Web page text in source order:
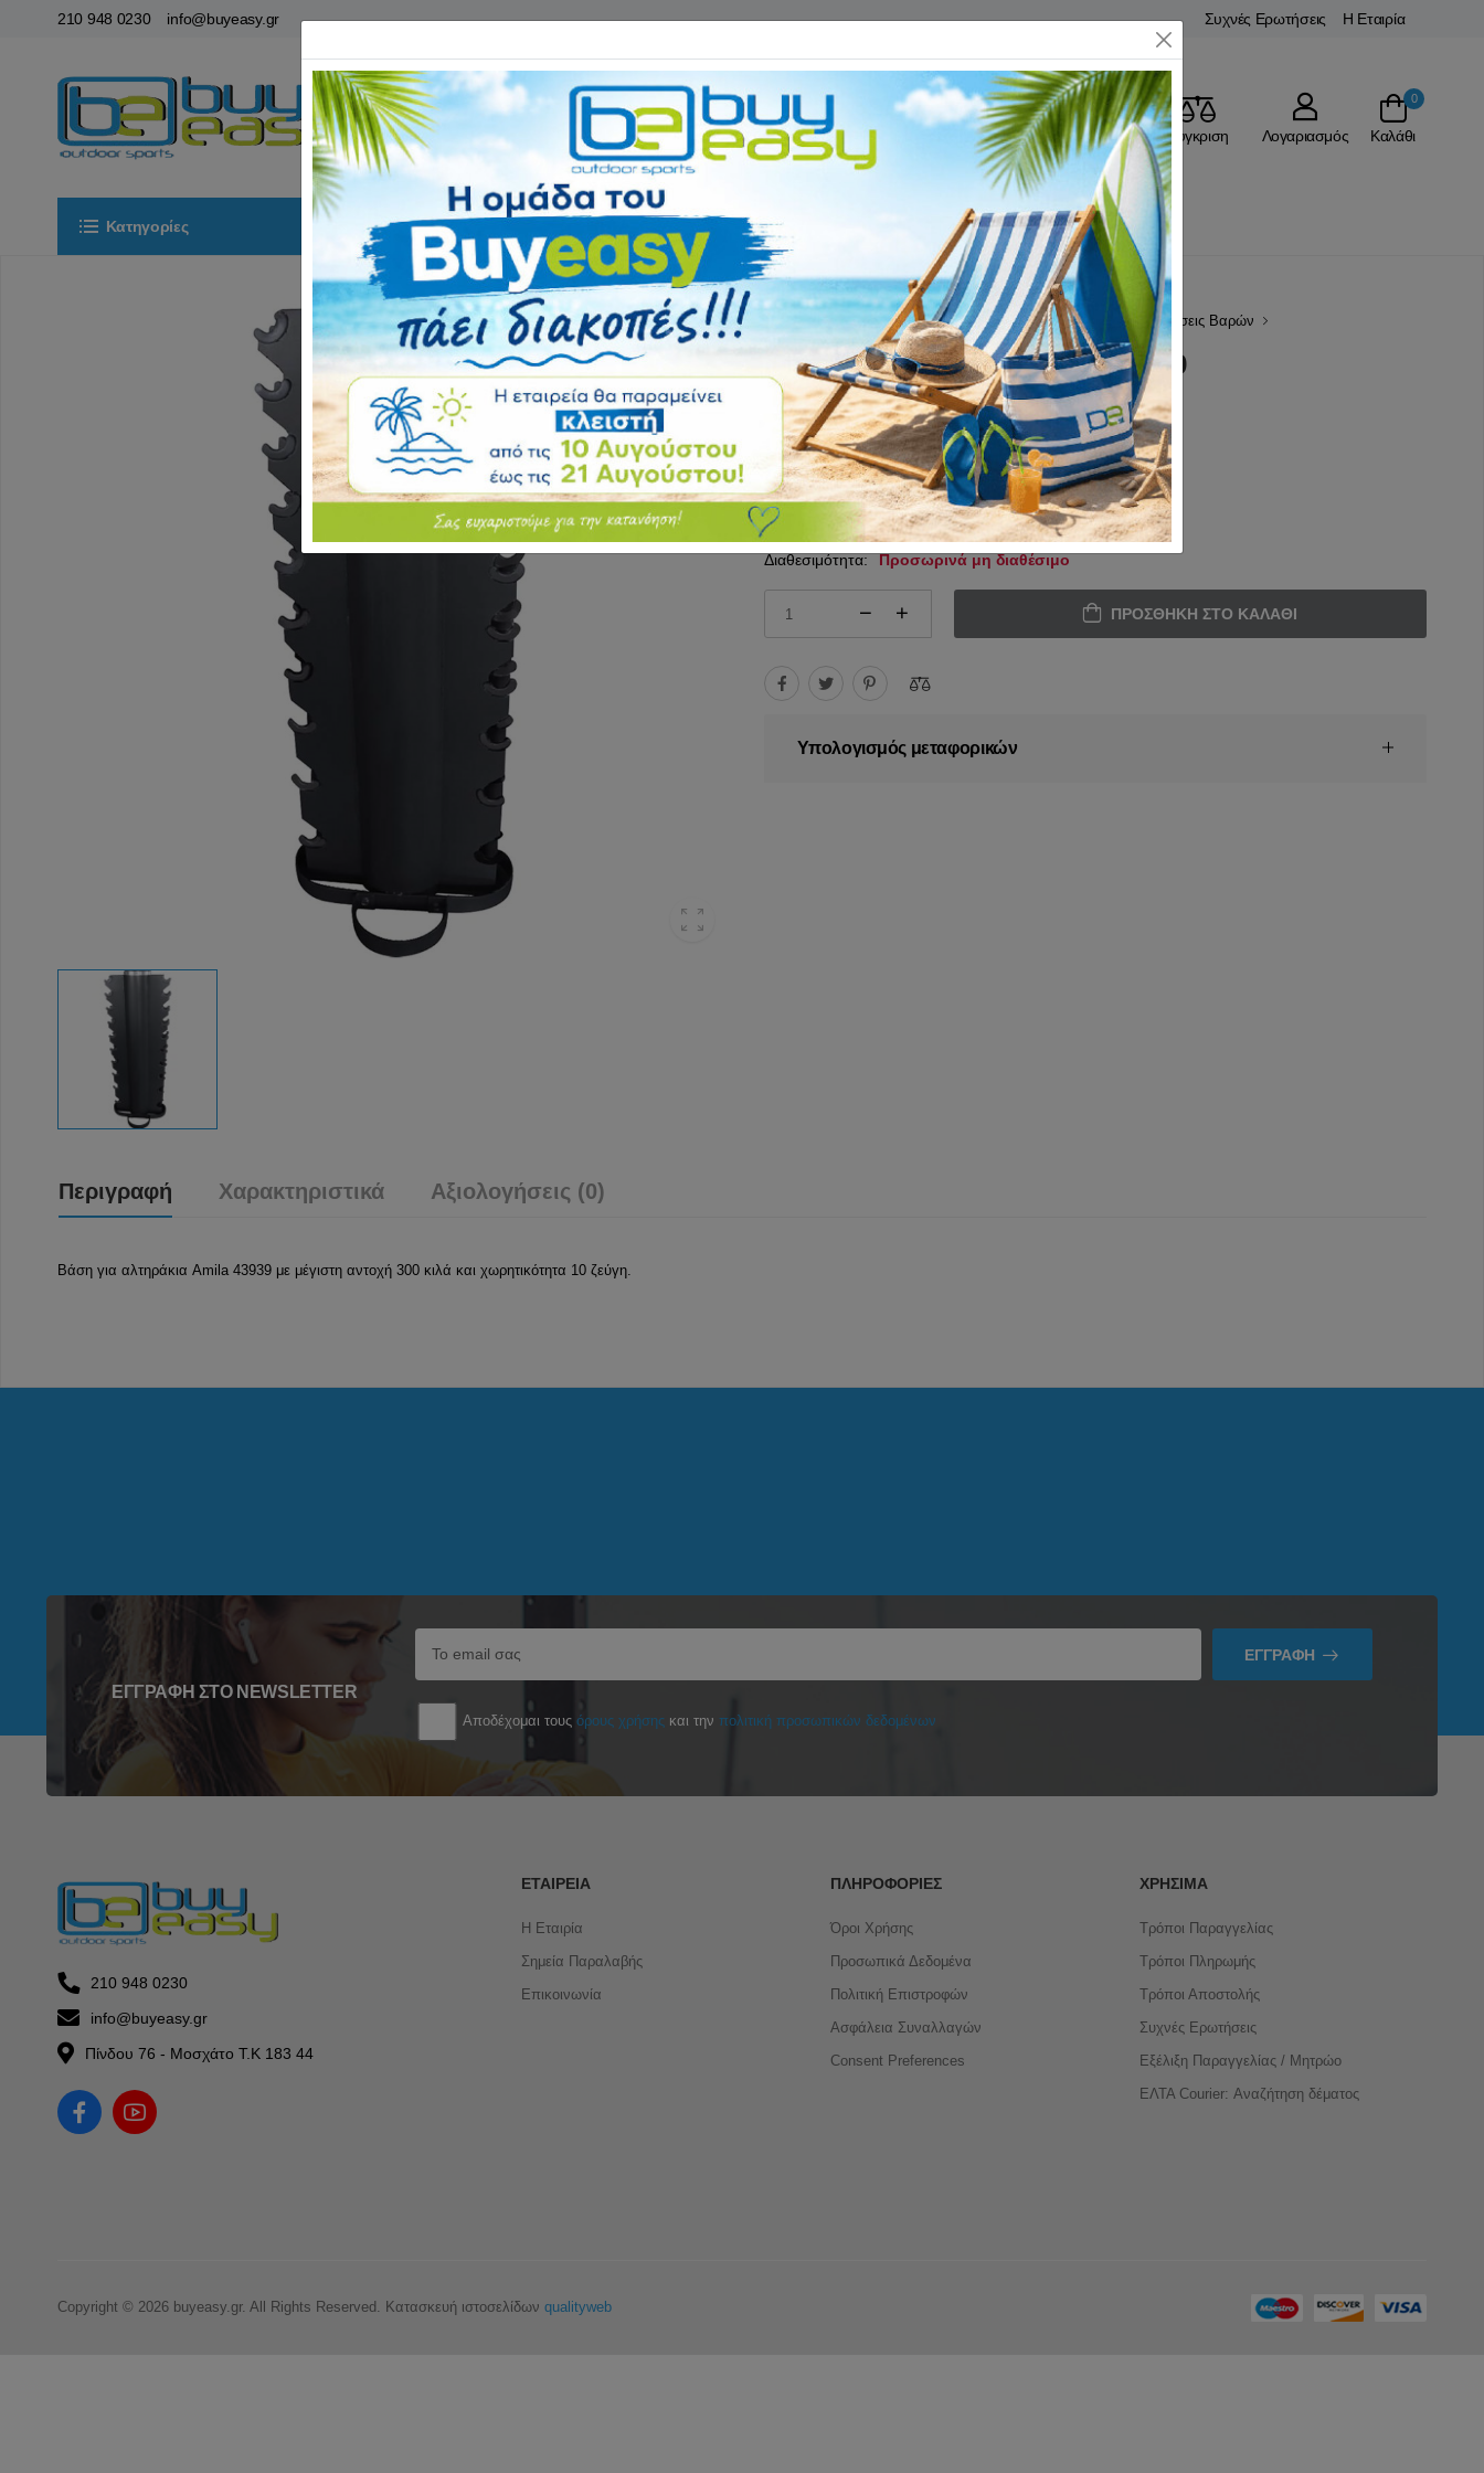
210 948 0230 info@buyeasy.gr Συχνές Ερωτήσεις Η Εταιρία
Αγαπημένα Σύγκριση Λογαριασμός
0
Καλάθι
Κατηγορίες Αρχική ΕΙΔΗ CAMPING Επικοινωνία
Αρχική ΟΡΓΑΝΑ ΓΥΜΝΑΣΤΙΚΗΣ Ορθοστάτες Πάγκου & Βάσεις Βαρών
Βάση για αλτηράκια Amila 43939
Αξιολόγηση: (0 Αξιολογήσεις)
Κωδικός43939
221.60€
Διαθεσιμότητα: Προσωρινά μη διαθέσιμο
ΠΡΟΣΘΉΚΗ ΣΤΟ ΚΑΛΆΘΙ
Υπολογισμός μεταφορικών
Περιγραφή Χαρακτηριστικά Αξιολογήσεις (0)
Βάση για αλτηράκια Amila 43939 με μέγιστη αντοχή 300 κιλά και χωρητικότητα 10 ζεύγη.
ΕΓΓΡΑΦΉ ΣΤΟ NEWSLETTER
ΕΓΓΡΑΦΉ
Αποδέχομαι τουςόρους χρήσης και τηνπολιτική προσωπικών δεδομένων
210 948 0230
info@buyeasy.gr
Πίνδου 76 - Μοσχάτο Τ.Κ 183 44
ΕΤΑΙΡΕΊΑ
Η Εταιρία
Σημεία Παραλαβής
Επικοινωνία
ΠΛΗΡΟΦΟΡΊΕΣ
Όροι Χρήσης
Προσωπικά Δεδομένα
Πολιτική Επιστροφών
Ασφάλεια Συναλλαγών
Consent Preferences
ΧΡΉΣΙΜΑ
Τρόποι Παραγγελίας
Τρόποι Πληρωμής
Τρόποι Αποστολής
Συχνές Ερωτήσεις
Εξέλιξη Παραγγελίας / Μητρώο
ΕΛΤΑ Courier: Αναζήτηση δέματος
Copyright © 2026 buyeasy.gr. All Rights Reserved. Κατασκευή ιστοσελίδων qualityweb
Close